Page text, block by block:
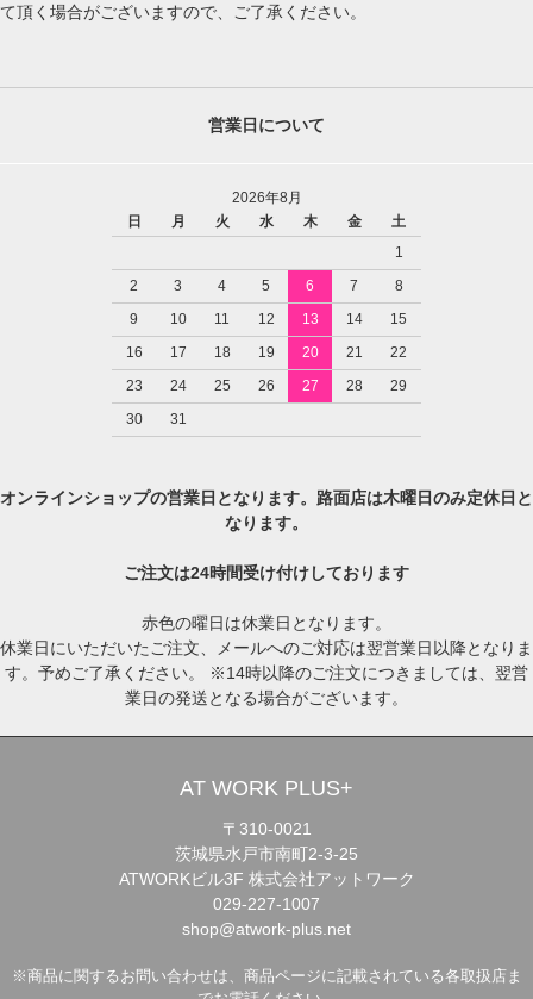
て頂く場合がございますので、ご了承ください。
営業日について
2026年8月
日
月 火 水 木 金
土
1
2
3 4 5 6 7
8
9
10 11 12 13 14
15
16
17 18 19 20 21
22
23
24 25 26 27 28
29
30
31
オンラインショップの営業日となります。路面店は木曜日のみ定休日と
なります。
ご注文は24時間受け付けしております
赤色の曜日は休業日となります。
休業日にいただいたご注文、メールへのご対応は翌営業日以降となりま
す。予めご了承ください。 ※14時以降のご注文につきましては、翌営
業日の発送となる場合がございます。
AT WORK PLUS+
〒310-0021
茨城県水戸市南町2-3-25
ATWORKビル3F 株式会社アットワーク
029-227-1007
shop@atwork-plus.net
※商品に関するお問い合わせは、商品ページに記載されている各取扱店ま